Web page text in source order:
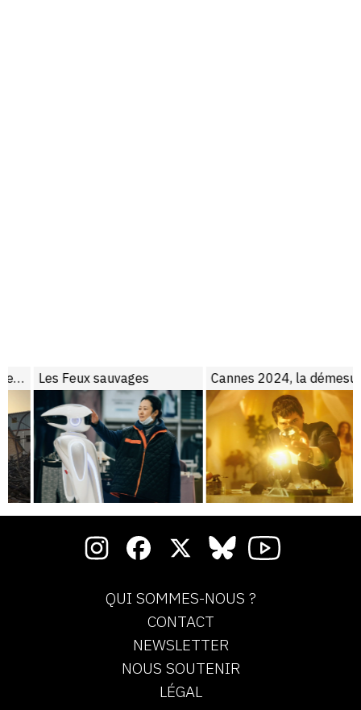
Les Feux sauvages Cannes 2024, la démesure et la liberté
QUI SOMMES-NOUS ?
CONTACT
NEWSLETTER
NOUS SOUTENIR
LÉGAL